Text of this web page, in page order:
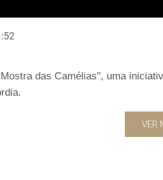
das Camélias", uma
VER